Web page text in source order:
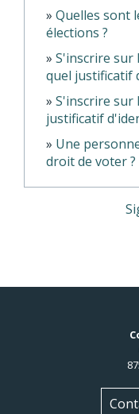
Quelles sont
élections ?
S'inscrire sur
quel justificatif
S'inscrire sur
justificatif
Une
droit de voter ?